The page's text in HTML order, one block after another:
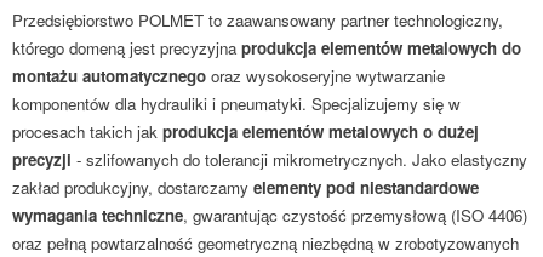
Przedsiębiorstwo POLMET to zaawansowany partner technologiczny,
którego domeną jest precyzyjna produkcja elementów metalowych do
montażu automatycznego oraz wysokoseryjne wytwarzanie
komponentów dla hydrauliki i pneumatyki. Specjalizujemy się w
procesach takich jak produkcja elementów metalowych o dużej
precyzji - szlifowanych do tolerancji mikrometrycznych. Jako elastyczny
zakład produkcyjny, dostarczamy elementy pod niestandardowe
wymagania techniczne, gwarantując czystość przemysłową (ISO 4406)
oraz pełną powtarzalność geometryczną niezbędną w zrobotyzowanych